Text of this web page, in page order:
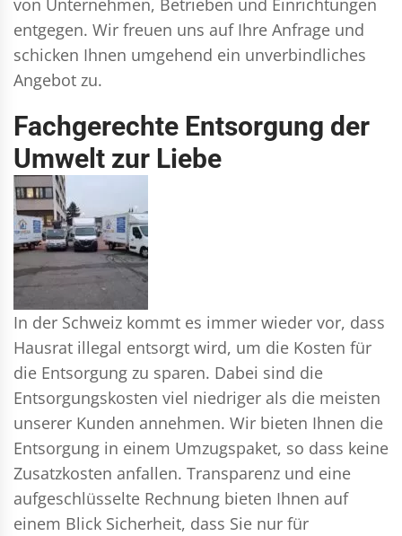
entgegen. Wir freuen uns auf Ihre Anfrage und
schicken Ihnen umgehend ein unverbindliches
Angebot zu.
Fachgerechte Entsorgung der
Umwelt zur Liebe
In der Schweiz kommt es immer wieder vor, dass
Hausrat illegal entsorgt wird, um die Kosten für
die Entsorgung zu sparen. Dabei sind die
Entsorgungskosten viel niedriger als die meisten
unserer Kunden annehmen. Wir bieten Ihnen die
Entsorgung in einem Umzugspaket, so dass keine
Zusatzkosten anfallen. Transparenz und eine
aufgeschlüsselte Rechnung bieten Ihnen auf
einem Blick Sicherheit, dass Sie nur für